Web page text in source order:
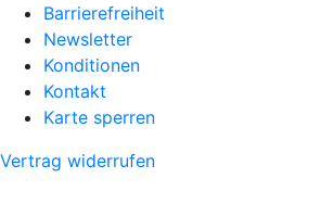
Barrierefreiheit
Newsletter
Konditionen
Kontakt
Karte sperren
Vertrag widerrufen